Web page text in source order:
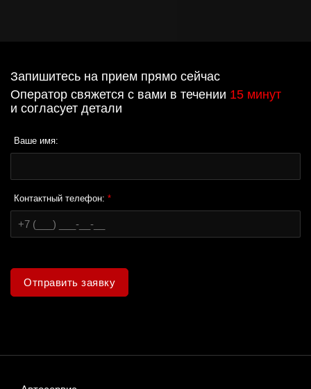
Запишитесь на прием прямо сейчас
Оператор свяжется с вами в течении 15 минут
и согласует детали
Ваше имя:
Контактный телефон: *
Отправить заявку